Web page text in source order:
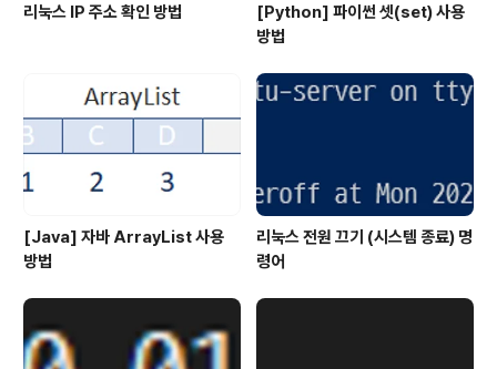
리눅스 IP 주소 확인 방법
[Python] 파이썬 셋(set) 사용
방법
[Java] 자바 ArrayList 사용
방법
리눅스 전원 끄기 (시스템 종료) 명
령어